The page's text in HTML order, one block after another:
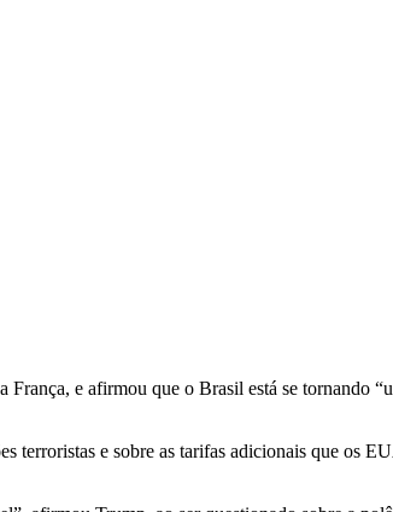
e afirmou que o Brasil está se tornando
terroristas e sobre as tarifas adicionais que os